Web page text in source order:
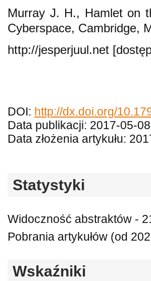
Murray J. H., Hamlet on
Cyberspace, Cambridge,
http://jesperjuul.net
DOI: http://dx.doi.org/
Data publikacji: 2017-05-
Data złożenia artykułu:
Statystyki
Widoczność abstraktów -
Pobrania artykułów (od
Wskaźniki